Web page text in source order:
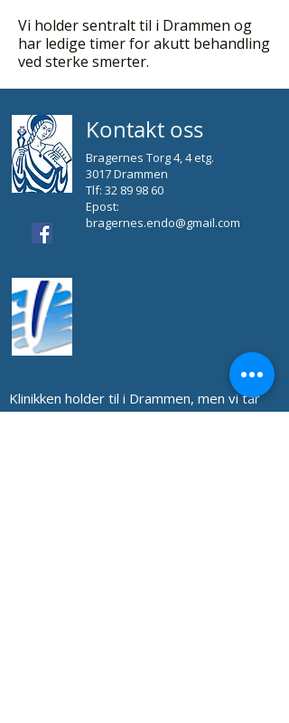
Vi holder sentralt til i Drammen og
har ledige timer for akutt behandling
ved sterke smerter.
Kontakt oss
Bragernes Torg 4, 4 etg.
3017 Drammen
Tlf: 32 89 98 60
Epost:
bragernes.endo@gmail.com
Klinikken holder til i Drammen, men vi tar
daglig imot pasienter med akutt